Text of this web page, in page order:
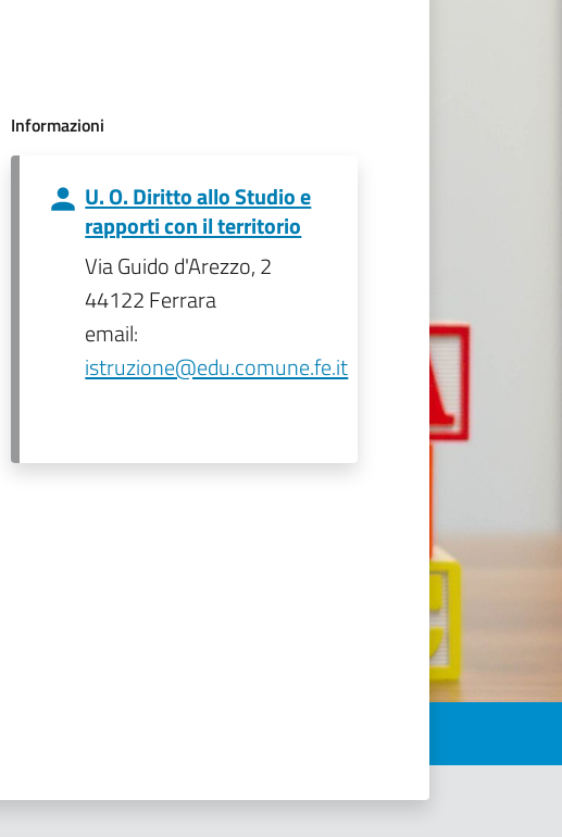
Informazioni
U. O. Diritto allo Studio e
rapporti con il territorio
Via Guido d'Arezzo, 2
44122 Ferrara
email:
istruzione@edu.comune.fe.it